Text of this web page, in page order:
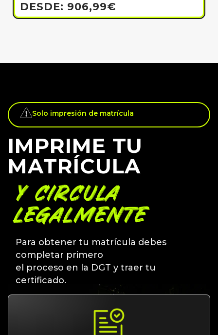
DESDE: 906,99€
Solo impresión de matrícula
IMPRIME TU
MATRÍCULA
Y CIRCULA
LEGALMENTE
Para obtener tu matrícula debes
completar primero
el proceso en la DGT y traer tu
certificado.